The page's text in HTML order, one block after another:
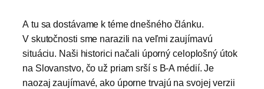
A tu sa dostávame k téme dnešného článku.
V skutočnosti sme narazili na veľmi zaujímavú
situáciu. Naši historici načali úporný celoplošný útok
na Slovanstvo, čo už priam srší s B-A médií. Je
naozaj zaujímavé, ako úporne trvajú na svojej verzii